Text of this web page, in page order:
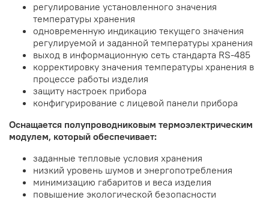
регулирование установленного значения
температуры хранения
одновременную индикацию текущего значения
регулируемой и заданной температуры хранения
выход в информационную сеть стандарта RS-485
корректировку значения температуры хранения в
процессе работы изделия
защиту настроек прибора
конфигурирование с лицевой панели прибора
Оснащается полупроводниковым термоэлектрическим
модулем, который обеспечивает:
заданные тепловые условия хранения
низкий уровень шумов и энергопотребления
минимизацию габаритов и веса изделия
повышение экологической безопасности